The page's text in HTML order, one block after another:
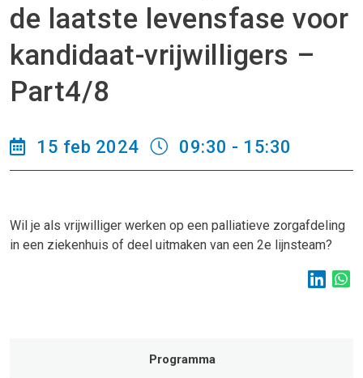
de laatste levensfase voor
kandidaat-vrijwilligers –
Part4/8
15 feb 2024 09:30 - 15:30
Wil je als vrijwilliger werken op een palliatieve zorgafdeling
in een ziekenhuis of deel uitmaken van een 2e lijnsteam?
Programma